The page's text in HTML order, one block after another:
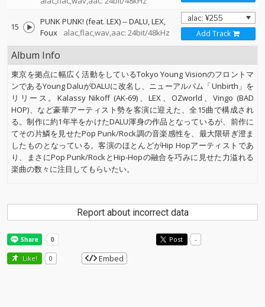
15 PUNK PUNK! (feat. LEX)--DALU LEX
Foux
alac,flac,wav,aac: 24bit/48kHz Add Track
Album Info
東京を拠点に幅広く活動をしているTokyo Young Visionのフロントマ
ンであるYoung DaluがDALUに改名し、ニューアルバム「Unbirth」を
リリース。Kalassy Nikoff (AK-69)、LEX、OZworld、Vingo (BAD
HOP)、など豪華アーティスト勢を客演に迎えた、全15曲で構成され
る。制作に約1年半をかけたDALU渾身の作品となっているが、前作に
てその片鱗を見せたPop Punk/Rock調の音楽感性を、最大限研ぎ澄ま
したものとなっている。客演のほとんどがHip Hopアーティストであ
り、まさにPop Punk/RockとHip-Hopの融合を巧みに見せた力溢れる
楽曲の数々に注目してもらいたい。
Report about incorrect data
Post -
Like! 0 Embed